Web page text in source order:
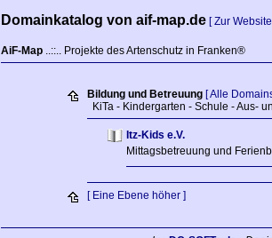
Domainkatalog von aif-map.de [ Zur
AiF-Map ..::.. Projekte des Artenschutz in Franken®
Bildung und Betreuung [ Alle
KiTa - Kindergarten - Schule - Aus-
Itz-Kids e.V.
Mittagsbetreuung und
[ Eine Ebene höher ]